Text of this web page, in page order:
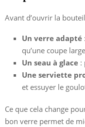
Avant d’ouvrir la
Un verre adapté
qu’une coupe
Un seau à glace :
Une serviette
et essuyer le
Ce que cela change
bon verre permet de